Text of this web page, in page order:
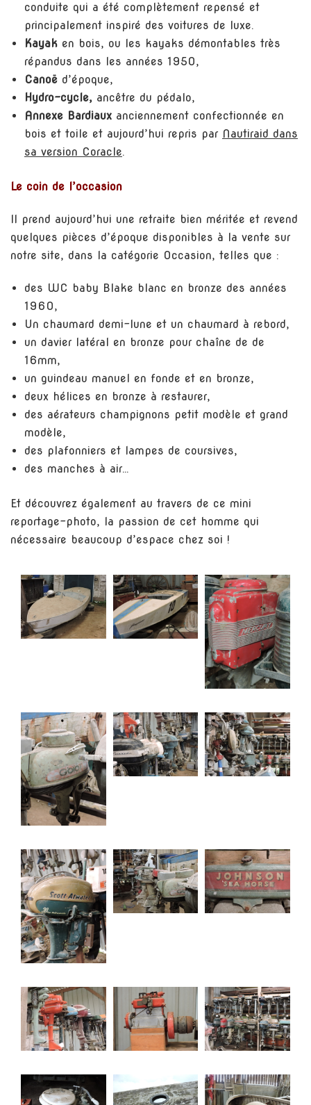
conduite qui a été complètement repensé et
principalement inspiré des voitures de luxe.
Kayak en bois, ou les kayaks démontables très
répandus dans les années 1950,
Canoë d’époque,
Hydro-cycle, ancêtre du pédalo,
Annexe Bardiaux anciennement confectionnée en
bois et toile et aujourd’hui repris par Nautiraid dans
sa version Coracle.
Le coin de l’occasion
Il prend aujourd’hui une retraite bien méritée et revend
quelques pièces d’époque disponibles à la vente sur
notre site, dans la catégorie Occasion, telles que :
des WC baby Blake blanc en bronze des années
1960,
Un chaumard demi-lune et un chaumard à rebord,
un davier latéral en bronze pour chaîne de de
16mm,
un guindeau manuel en fonde et en bronze,
deux hélices en bronze à restaurer,
des aérateurs champignons petit modèle et grand
modèle,
des plafonniers et lampes de coursives,
des manches à air…
Et découvrez également au travers de ce mini
reportage-photo, la passion de cet homme qui
nécessaire beaucoup d’espace chez soi !